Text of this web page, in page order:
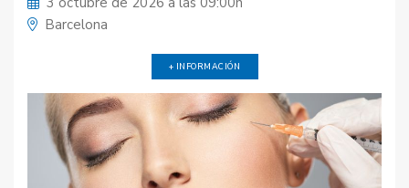
Barcelona
+ INFORMACIÓN